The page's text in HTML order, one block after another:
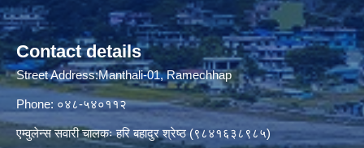
Contact details
Street Address:Manthali-01, Ramechhap
Phone: ०४८-५४०११२
एम्वुलेन्स सवारी चालकः हरि बहादुर श्रेष्ठ (९८४१६३८९८५)